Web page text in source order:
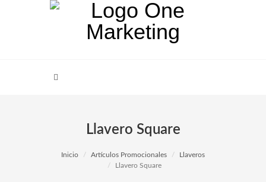
Llavero Square
Inicio Artículos Promocionales
Llaveros
Llavero Square